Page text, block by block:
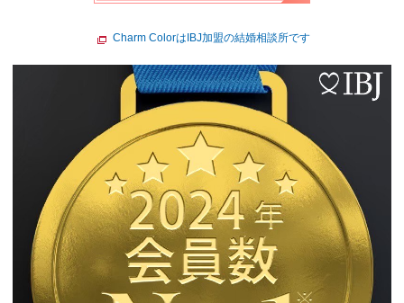
Charm ColorはIBJ加盟の結婚相談所です